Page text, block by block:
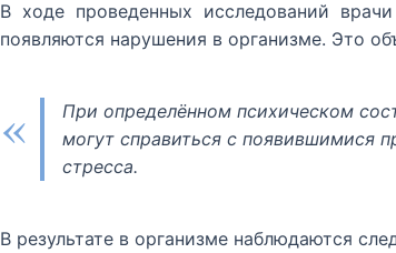
В ходе проведенных исследований
появляются нарушения в организме. Это
«
При определённом психическом
могут справиться с появившимися
стресса.
В результате в организме наблюдаются